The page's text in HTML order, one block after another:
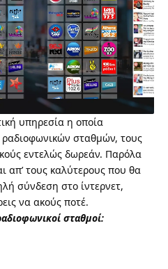
υπηρεσία η οποία
σταθμών, τους
εντελώς δωρεάν. Παρόλα
απ’ τους καλύτερους που θα
σύνδεση στο ίντερνετ,
να ακούς ποτέ.
σταθμοί: